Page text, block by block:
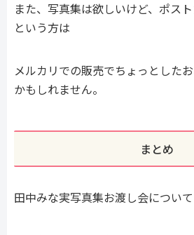
また、写真集は欲しいけど、ポス
という方は
メルカリでの販売でちょっとした
かもしれません。
まとめ
田中みな実写真集お渡し会について